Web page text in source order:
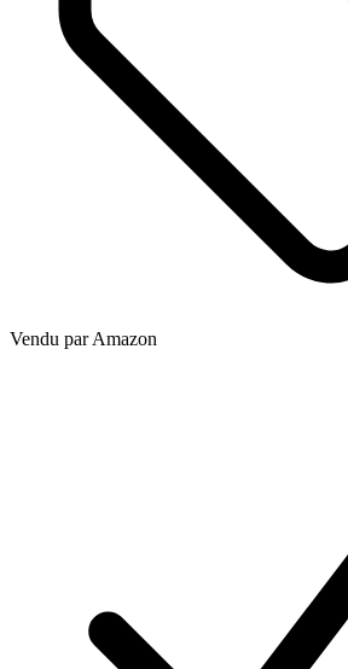
Vendu parAmazon